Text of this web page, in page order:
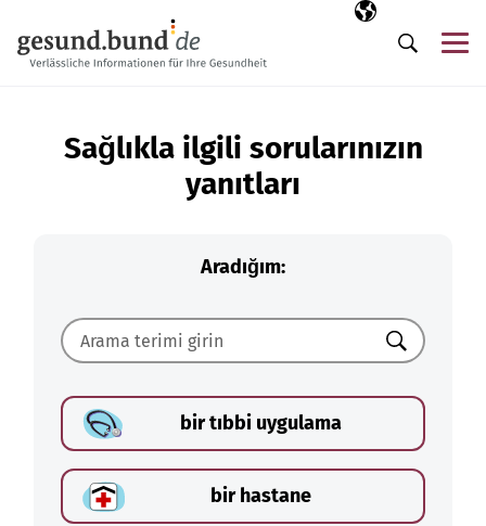
Seçili dil
TR
Arama
Sağlıkla ilgili sorularınızın
yanıtları
Aradığım:
Ara
bir tıbbi uygulama
bir hastane